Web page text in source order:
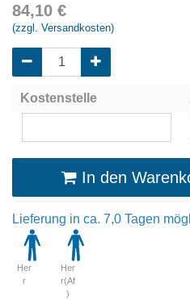
84,10 €
(zzgl. Versandkosten)
Kostenstelle
In den
Lieferung in ca. 7,0 Tagen
Her
r
Her
r(Af
)